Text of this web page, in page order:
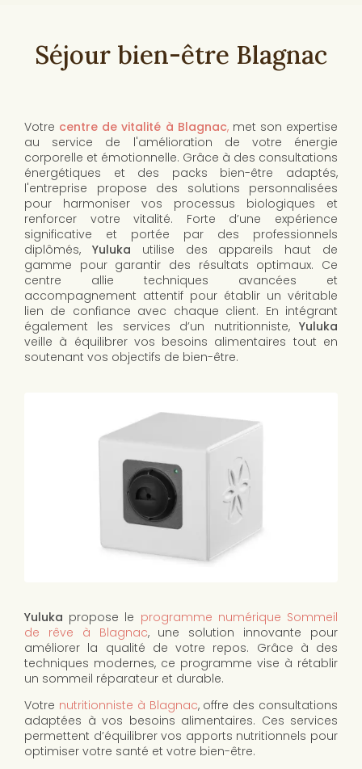
Séjour bien-être Blagnac
Votre centre de vitalité à Blagnac, met son expertise
au service de l'amélioration de votre énergie
corporelle et émotionnelle. Grâce à des consultations
énergétiques et des packs bien-être adaptés,
l'entreprise propose des solutions personnalisées
pour harmoniser vos processus biologiques et
renforcer votre vitalité. Forte d’une expérience
significative et portée par des professionnels
diplômés, Yuluka utilise des appareils haut de
gamme pour garantir des résultats optimaux. Ce
centre allie techniques avancées et
accompagnement attentif pour établir un véritable
lien de confiance avec chaque client. En intégrant
également les services d’un nutritionniste, Yuluka
veille à équilibrer vos besoins alimentaires tout en
soutenant vos objectifs de bien-être.
Yuluka propose le programme numérique Sommeil
de rêve à Blagnac, une solution innovante pour
améliorer la qualité de votre repos. Grâce à des
techniques modernes, ce programme vise à rétablir
un sommeil réparateur et durable.
Votre nutritionniste à Blagnac, offre des consultations
adaptées à vos besoins alimentaires. Ces services
permettent d’équilibrer vos apports nutritionnels pour
optimiser votre santé et votre bien-être.